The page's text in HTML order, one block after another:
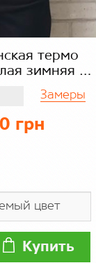
термо
зимняя с
Замеры
грн
Купить